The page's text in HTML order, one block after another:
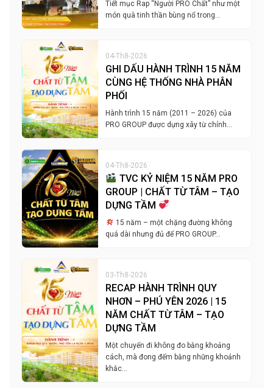
Tiết mục Rap “Người PRO Chất” như một
món quà tinh thần bùng nổ trong…
04-Th8-2026
GHI DẤU HÀNH TRÌNH 15 NĂM
CÙNG HỆ THỐNG NHÀ PHÂN
PHỐI
Hành trình 15 năm (2011 – 2026) của
PRO GROUP được dựng xây từ chính…
04-Th8-2026
TVC KỶ NIỆM 15 NĂM PRO
GROUP | CHẤT TỪ TÂM – TẠO
DỰNG TẦM
15 năm – một chặng đường không
quá dài nhưng đủ để PRO GROUP…
03-Th8-2026
RECAP HÀNH TRÌNH QUY
NHƠN – PHÚ YÊN 2026 | 15
NĂM CHẤT TỪ TÂM – TẠO
DỰNG TẦM
Một chuyến đi không đo bằng khoảng
cách, mà đong đếm bằng những khoảnh
khắc…